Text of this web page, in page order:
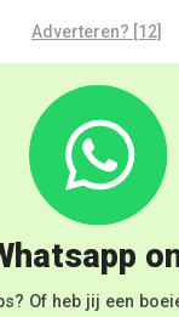
Adverteren? [12]
Of heb jij een